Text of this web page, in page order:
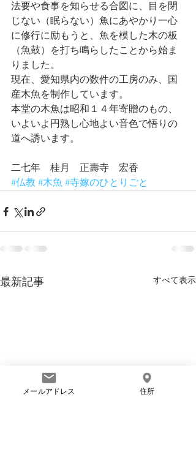
法要や食事を知らせる合図に、目を閉
じない（眠らない）魚にあやかり一心
に修行に励もうと、魚を模した木の板
（魚鼓）を打ち鳴らしたことから始ま
りました。
現在、愛知県内の数件の工房のみ、国
産木魚を制作しています。
本堂の木魚は昭和１４年寄贈のもの、
いよいよ円熟し心地よい音色で悟りの
道へ誘います。
二七年　桂月　正壽寺　宏香
#仏教 #木魚 #寺嫁のひとりごと
最新記事 すべて表示
メールアドレス 住所